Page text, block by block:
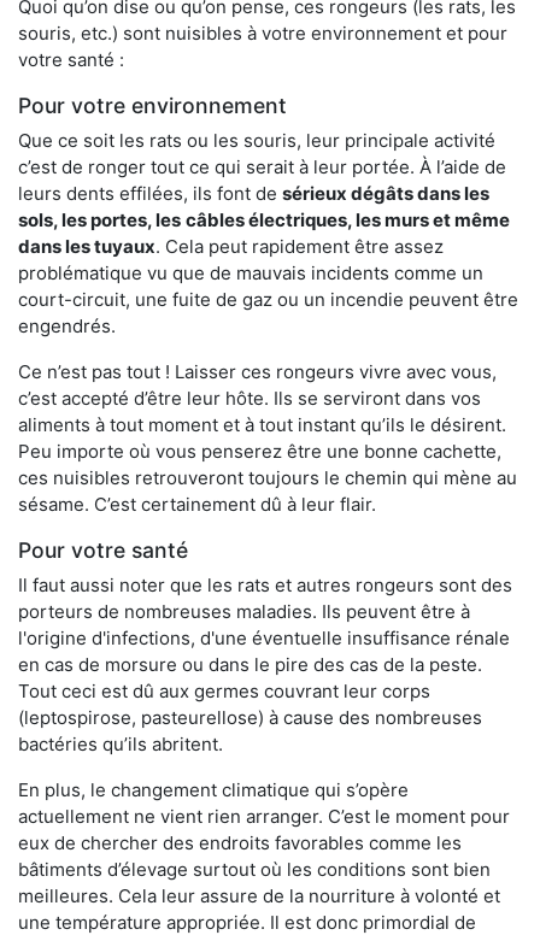
Quoi qu’on dise ou qu’on pense, ces rongeurs (les rats, les
souris, etc.) sont nuisibles à votre environnement et pour
votre santé :
Pour votre environnement
Que ce soit les rats ou les souris, leur principale activité
c’est de ronger tout ce qui serait à leur portée. À l’aide de
leurs dents effilées, ils font de sérieux dégâts dans les
sols, les portes, les câbles électriques, les murs et même
dans les tuyaux. Cela peut rapidement être assez
problématique vu que de mauvais incidents comme un
court-circuit, une fuite de gaz ou un incendie peuvent être
engendrés.
Ce n’est pas tout ! Laisser ces rongeurs vivre avec vous,
c’est accepté d’être leur hôte. Ils se serviront dans vos
aliments à tout moment et à tout instant qu’ils le désirent.
Peu importe où vous penserez être une bonne cachette,
ces nuisibles retrouveront toujours le chemin qui mène au
sésame. C’est certainement dû à leur flair.
Pour votre santé
Il faut aussi noter que les rats et autres rongeurs sont des
porteurs de nombreuses maladies. Ils peuvent être à
l'origine d'infections, d'une éventuelle insuffisance rénale
en cas de morsure ou dans le pire des cas de la peste.
Tout ceci est dû aux germes couvrant leur corps
(leptospirose, pasteurellose) à cause des nombreuses
bactéries qu’ils abritent.
En plus, le changement climatique qui s’opère
actuellement ne vient rien arranger. C’est le moment pour
eux de chercher des endroits favorables comme les
bâtiments d’élevage surtout où les conditions sont bien
meilleures. Cela leur assure de la nourriture à volonté et
une température appropriée. Il est donc primordial de